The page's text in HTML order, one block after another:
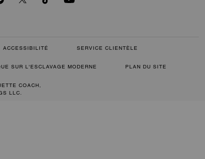
ACCESSIBILITÉ SERVICE CLIENTÈLE
SUR L'ESCLAVAGE MODERNE PLAN DU SITE
COACH,
LLC.